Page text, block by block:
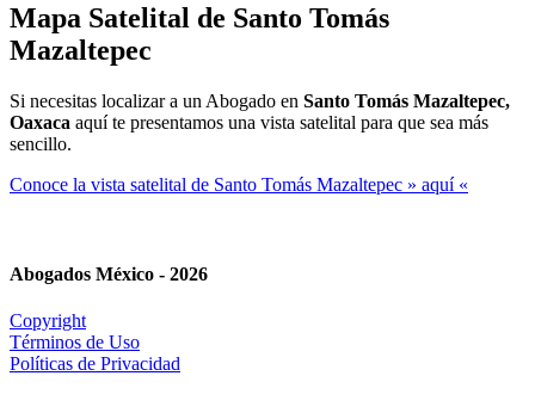
Mapa Satelital de Santo Tomás
Mazaltepec
Si necesitas localizar a un Abogado en Santo Tomás Mazaltepec,
Oaxaca aquí te presentamos una vista satelital para que sea más
sencillo.
Conoce la vista satelital de Santo Tomás Mazaltepec » aquí «
Abogados México - 2026
Copyright
Términos de Uso
Políticas de Privacidad